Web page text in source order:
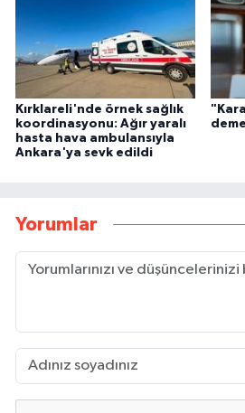
Kırklareli'nde örnek sağlık
koordinasyonu: Ağır yaralı
hasta hava ambulansıyla
Ankara'ya sevk edildi
Yorumlar